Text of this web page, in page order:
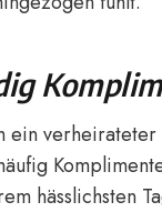
ein verheirateter
hässlichsten